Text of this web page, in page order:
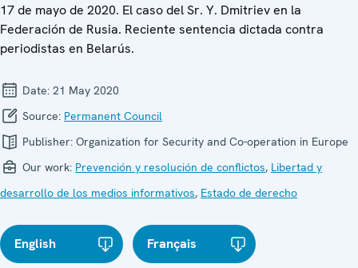
17 de mayo de 2020. El caso del Sr. Y. Dmitriev en la
Federación de Rusia. Reciente sentencia dictada contra
periodistas en Belarús.
Date: 21 May 2020
Source: Permanent Council
Publisher: Organization for Security and Co-operation in Europe
Our work: Prevención y resolución de conflictos, Libertad y
desarrollo de los medios informativos, Estado de derecho
English Français